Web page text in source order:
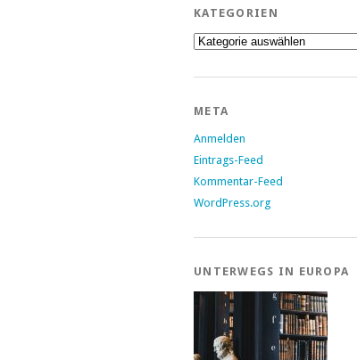
KATEGORIEN
Kategorien
META
Anmelden
Eintrags-Feed
Kommentar-Feed
WordPress.org
UNTERWEGS IN EUROPA